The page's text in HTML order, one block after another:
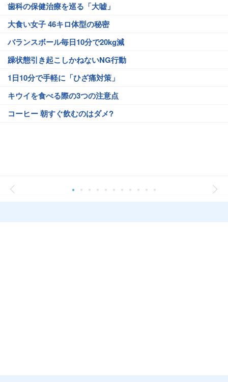
歯科の保健治療を巡る「大嘘」
大食い女子 46キロ体型の秘密
バランスボール毎日10分で20kg減
躁状態引き起こしかねないNG行動
1日10分で手軽に「ひざ痛対策」
キウイを食べる際の3つの注意点
コーヒー 朝すぐ飲むのはダメ?